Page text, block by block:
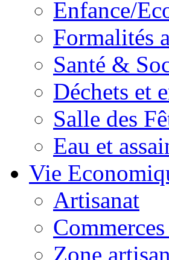
Enfance/
Formalités
Santé &
Déchets et
Salle des
Eau et
Vie
Artisanat
Zone